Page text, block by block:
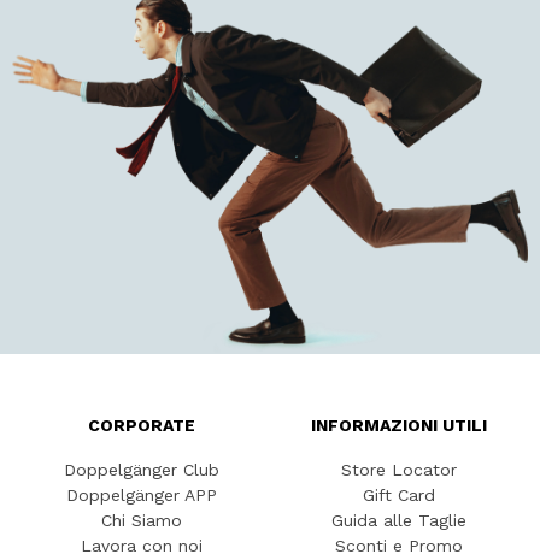
CORPORATE
Doppelgänger Club
Doppelgänger APP
Chi Siamo
Lavora con noi
INFORMAZIONI UTILI
Store Locator
Gift Card
Guida alle Taglie
Sconti e Promo